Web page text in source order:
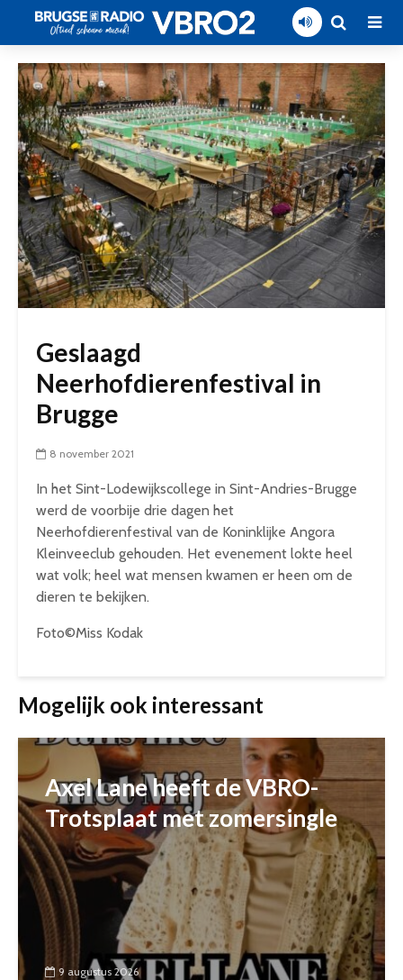
Geslaagd
Neerhofdierenfestival in
Brugge
8 november 2021
In het Sint-Lodewijkscollege in Sint-Andries-Brugge
werd de voorbije drie dagen het
Neerhofdierenfestival van de Koninklijke Angora
Kleinveeclub gehouden. Het evenement lokte heel
wat volk; heel wat mensen kwamen er heen om de
dieren te bekijken.
Foto©Miss Kodak
Mogelijk ook interessant
Axel Lane heeft de VBRO-
Trotsplaat met zomersingle
9 augustus 2026